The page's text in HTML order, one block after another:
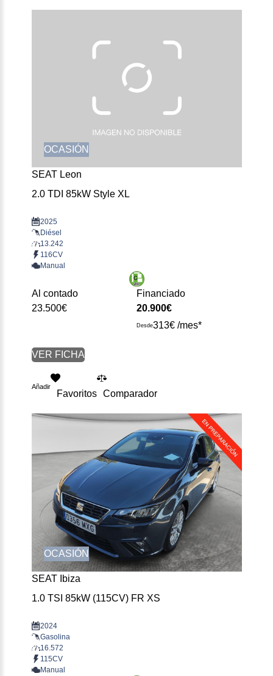
OCASIÓN
SEAT Leon
2.0 TDI 85kW Style XL
2025
Diésel
13.242
116CV
Manual
Al contado
23.500€
Financiado
20.900€
Desde313€ /mes*
VER FICHA
Añadir
Favoritos Comparador
OCASIÓN
SEAT Ibiza
1.0 TSI 85kW (115CV) FR XS
2024
Gasolina
16.572
115CV
Manual